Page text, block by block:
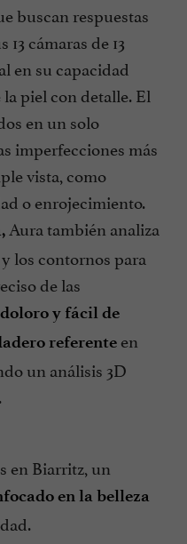
buscan respuestas
cámaras de 13
en su capacidad
piel con detalle. El
en un solo
imperfecciones más
vista, como
o enrojecimiento.
Aura también analiza
los contornos para
de las
y fácil de
referente en
un análisis 3D
en Biarritz, un
en la belleza